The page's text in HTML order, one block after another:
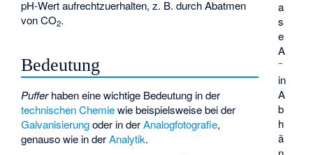
a
s
e
A
−
in
A
b
h
ä
pH-Wert aufrechtzuerhalten, z. B. durch Abatmen
von CO2.
Bedeutung
Pufferhaben eine wichtige Bedeutung in der
technischen Chemiewie beispielsweise bei der
Galvanisierungoder in derAnalogfotografie,
genauso wie in derAnalytik.